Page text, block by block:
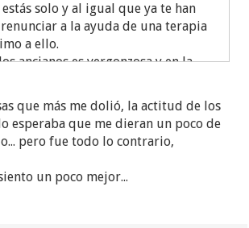
solo y al igual que ya te han
a la ayuda de una terapia
a ello.
ancianos es vergonzosa y en la
no entienden ni respetan ni
solo se busca una persona
escuchar ...solo escuchar y
sentir un poco mejor...
darles más explicaciones ,ya no.
las cosas más claras y con tus
lograrás tomar las riendas de tu
que más me dolió, la actitud de los
esperaba que me dieran un poco de
pero fue todo lo contrario,
un poco mejor...